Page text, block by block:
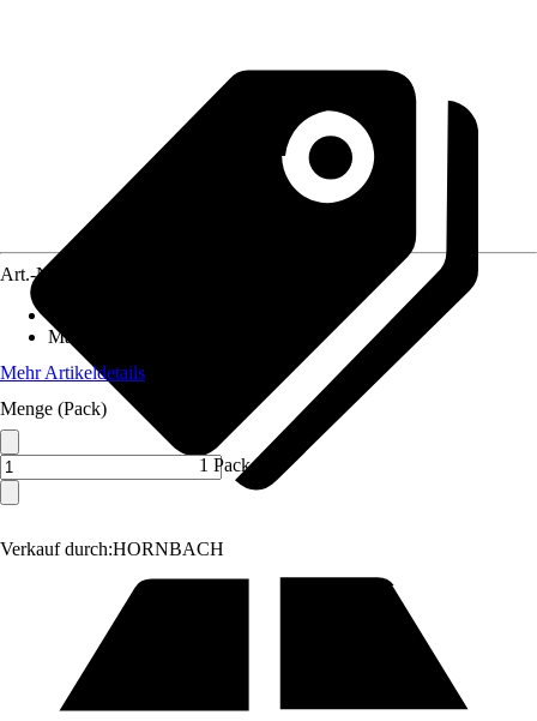
Verkauf durch:HORNBACH
Art.-Nr.
Material
Mehr Artikeldetails
Menge (Pack)
1 Pack